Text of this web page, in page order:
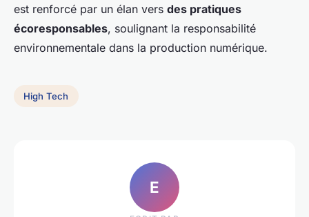
est renforcé par un élan vers des pratiques
écoresponsables, soulignant la responsabilité
environnementale dans la production numérique.
High Tech
E